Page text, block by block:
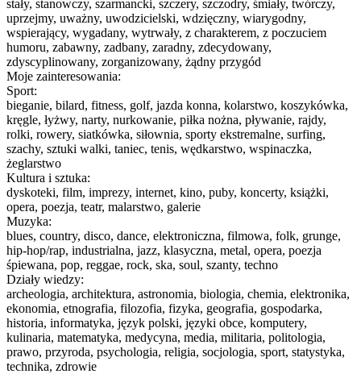
stały, stanowczy, szarmancki, szczery, szczodry, śmiały, twórczy,
uprzejmy, uważny, uwodzicielski, wdzięczny, wiarygodny,
wspierający, wygadany, wytrwały, z charakterem, z poczuciem
humoru, zabawny, zadbany, zaradny, zdecydowany,
zdyscyplinowany, zorganizowany, żądny przygód
Moje zainteresowania:
Sport:
bieganie, bilard, fitness, golf, jazda konna, kolarstwo, koszykówka,
kręgle, łyżwy, narty, nurkowanie, piłka nożna, pływanie, rajdy,
rolki, rowery, siatkówka, siłownia, sporty ekstremalne, surfing,
szachy, sztuki walki, taniec, tenis, wędkarstwo, wspinaczka,
żeglarstwo
Kultura i sztuka:
dyskoteki, film, imprezy, internet, kino, puby, koncerty, książki,
opera, poezja, teatr, malarstwo, galerie
Muzyka:
blues, country, disco, dance, elektroniczna, filmowa, folk, grunge,
hip-hop/rap, industrialna, jazz, klasyczna, metal, opera, poezja
śpiewana, pop, reggae, rock, ska, soul, szanty, techno
Działy wiedzy:
archeologia, architektura, astronomia, biologia, chemia, elektronika,
ekonomia, etnografia, filozofia, fizyka, geografia, gospodarka,
historia, informatyka, język polski, języki obce, komputery,
kulinaria, matematyka, medycyna, media, militaria, politologia,
prawo, przyroda, psychologia, religia, socjologia, sport, statystyka,
technika, zdrowie